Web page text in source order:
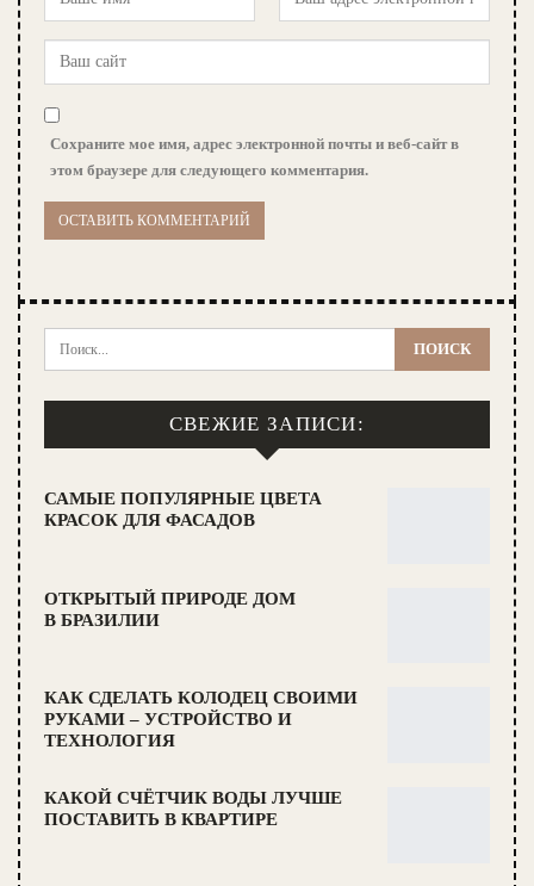
Сохраните мое имя, адрес электронной почты и веб-сайт в
этом браузере для следующего комментария.
СВЕЖИЕ ЗАПИСИ:
САМЫЕ ПОПУЛЯРНЫЕ ЦВЕТА
КРАСОК ДЛЯ ФАСАДОВ
ОТКРЫТЫЙ ПРИРОДЕ ДОМ
В БРАЗИЛИИ
КАК СДЕЛАТЬ КОЛОДЕЦ СВОИМИ
РУКАМИ – УСТРОЙСТВО И
ТЕХНОЛОГИЯ
КАКОЙ СЧЁТЧИК ВОДЫ ЛУЧШЕ
ПОСТАВИТЬ В КВАРТИРЕ